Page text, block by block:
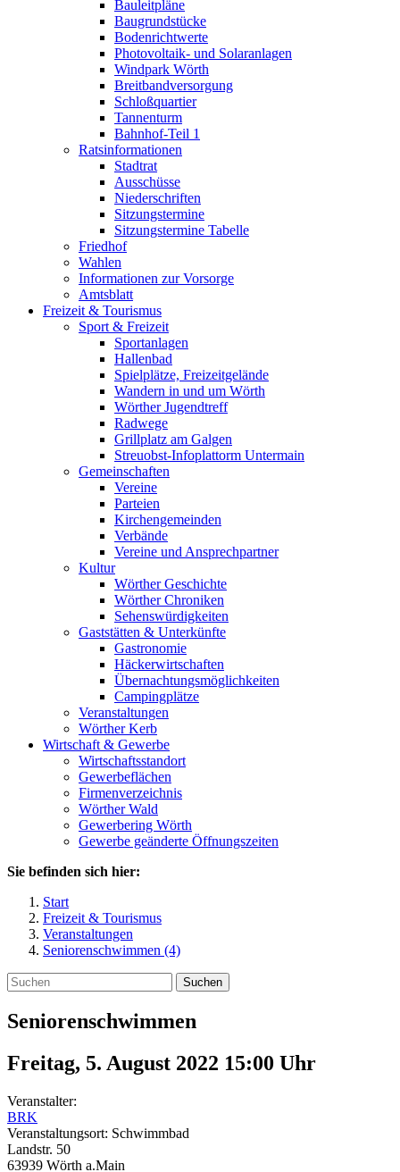
Bauleitpläne
Baugrundstücke
Bodenrichtwerte
Photovoltaik- und Solaranlagen
Windpark Wörth
Breitbandversorgung
Schloßquartier
Tannenturm
Bahnhof-Teil 1
Ratsinformationen
Stadtrat
Ausschüsse
Niederschriften
Sitzungstermine
Sitzungstermine Tabelle
Friedhof
Wahlen
Informationen zur Vorsorge
Amtsblatt
Freizeit & Tourismus
Sport & Freizeit
Sportanlagen
Hallenbad
Spielplätze, Freizeitgelände
Wandern in und um Wörth
Wörther Jugendtreff
Radwege
Grillplatz am Galgen
Streuobst-Infoplattorm Untermain
Gemeinschaften
Vereine
Parteien
Kirchengemeinden
Verbände
Vereine und Ansprechpartner
Kultur
Wörther Geschichte
Wörther Chroniken
Sehenswürdigkeiten
Gaststätten & Unterkünfte
Gastronomie
Häckerwirtschaften
Übernachtungsmöglichkeiten
Campingplätze
Veranstaltungen
Wörther Kerb
Wirtschaft & Gewerbe
Wirtschaftsstandort
Gewerbeflächen
Firmenverzeichnis
Wörther Wald
Gewerbering Wörth
Gewerbe geänderte Öffnungszeiten
Sie befinden sich hier:
Start
Freizeit & Tourismus
Veranstaltungen
Seniorenschwimmen (4)
Suchen
Seniorenschwimmen
Freitag, 5. August 2022 15:00 Uhr
Veranstalter:
BRK
Veranstaltungsort: Schwimmbad
Landstr. 50
63939 Wörth a.Main